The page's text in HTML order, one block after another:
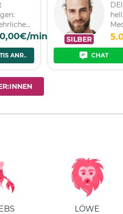
min
ANRUF
SILBER
CHAT
LÖWE